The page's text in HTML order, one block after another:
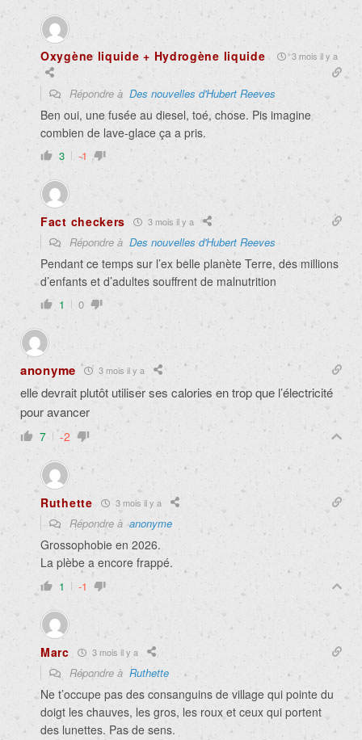
Oxygène liquide + Hydrogène liquide 3 mois il y a
Répondre à Des nouvelles d'Hubert Reeves
Ben oui, une fusée au diesel, toé, chose. Pis imagine
combien de lave-glace ça a pris.
3 -1
Fact checkers 3 mois il y a
Répondre à Des nouvelles d'Hubert Reeves
Pendant ce temps sur l’ex belle planète Terre, des millions
d’enfants et d’adultes souffrent de malnutrition
1 0
anonyme 3 mois il y a
elle devrait plutôt utiliser ses calories en trop que l’électricité
pour avancer
7 -2
Ruthette 3 mois il y a
Répondre àanonyme
Grossophobie en 2026.
La plèbe a encore frappé.
1 -1
Marc 3 mois il y a
Répondre à Ruthette
Ne t’occupe pas des consanguins de village qui pointe du
doigt les chauves, les gros, les roux et ceux qui portent
des lunettes. Pas de sens.